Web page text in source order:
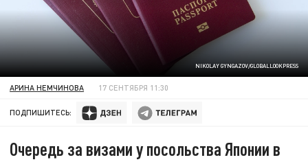
NIKOLAY GYNGAZOV/GLOBALLOOKPRESS
АРИНА НЕМЧИНОВА 17 СЕНТЯБРЯ 11:30
ПОДПИШИТЕСЬ:
Очередь за визами у посольства Японии в